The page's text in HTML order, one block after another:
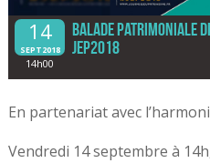
14
SEPT2018
14h00
Balade Patrimoniale
Jep2018
En partenariat avec
Vendredi 14 septembre à